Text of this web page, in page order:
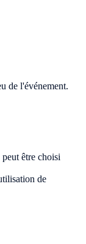
de l'événement.
être choisi
de